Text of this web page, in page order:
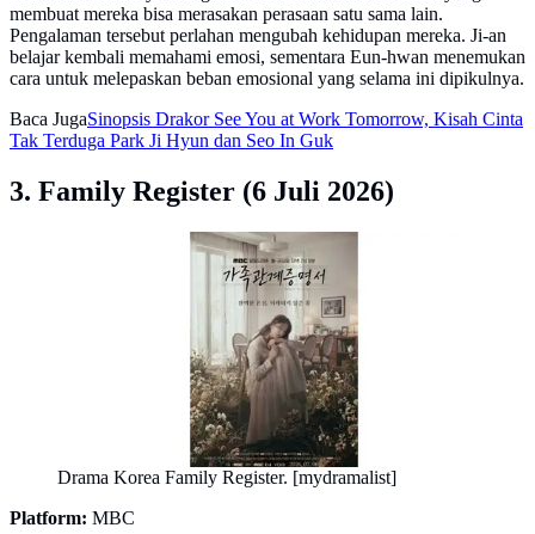
membuat mereka bisa merasakan perasaan satu sama lain.
Pengalaman tersebut perlahan mengubah kehidupan mereka. Ji-an
belajar kembali memahami emosi, sementara Eun-hwan menemukan
cara untuk melepaskan beban emosional yang selama ini dipikulnya.
Baca JugaSinopsis Drakor See You at Work Tomorrow, Kisah Cinta
Tak Terduga Park Ji Hyun dan Seo In Guk
3. Family Register (6 Juli 2026)
Drama Korea Family Register. [mydramalist]
Platform: MBC